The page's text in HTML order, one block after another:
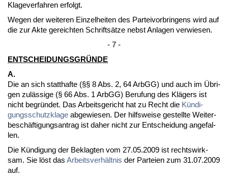
Kla­ge­ver­fah­ren er­folgt.
We­gen der wei­te­ren Ein­zel­hei­ten des Par­tei­vor­brin­gens wird auf
die zur Ak­te ge­reich­ten Schriftsätze nebst An­la­gen ver­wie­sen.
- 7 -
ENT­SCHEI­DUN­GSGRÜNDE
A.
Die an sich statt­haf­te (§§ 8 Abs. 2, 64 ArbGG) und auch im Übri­
gen zulässi­ge (§ 66 Abs. 1 ArbGG) Be­ru­fung des Klägers ist
nicht be­gründet. Das Ar­beits­ge­richt hat zu Recht die Kündi­
gungs­schutz­kla­ge ab­ge­wie­sen. Der hilfs­wei­se ge­stell­te Wei­ter­
beschäfti­gungs­an­trag ist da­her nicht zur Ent­schei­dung an­ge­fal­
len.
Die Kündi­gung der Be­klag­ten vom 27.05.2009 ist rechts­wirk­
sam. Sie löst das Ar­beits­verhält­nis der Par­tei­en zum 31.07.2009
auf.